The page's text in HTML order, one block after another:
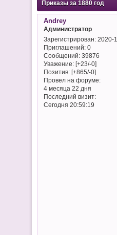
Приказы за 1880 год
Andrey
Администратор
Зарегистрирован: 2020-
Приглашений:0
Сообщений:39876
Уважение: [+23/-0]
Позитив: [+865/-0]
Провел на форуме:
4 месяца 22 дня
Последний визит:
Сегодня 20:59:19